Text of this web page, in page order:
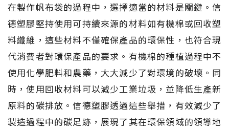
在製作帆布袋的過程中，選擇適當的材料是關鍵。信
德塑膠堅持使用可持續來源的材料如有機棉或回收塑
料纖維，這些材料不僅確保產品的環保性，也符合現
代消費者對環保產品的要求。有機棉的種植過程中不
使用化學肥料和農藥，大大減少了對環境的破壞。同
時，使用回收材料可以減少工業垃圾，並降低生產新
原料的碳排放。信德塑膠透過這些舉措，有效減少了
製造過程中的碳足跡，展現了其在環保領域的領導地